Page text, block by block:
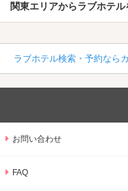
関東エリアからラブホテル
ラブホテル検索・予約なら
お問い合わせ
FAQ